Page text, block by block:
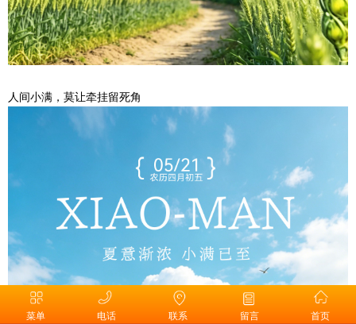
人间小满，莫让牵挂留死角
菜单 电话 联系 留言 首页